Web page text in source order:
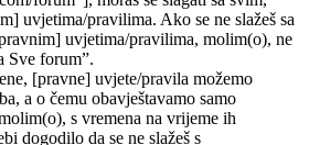
uvjetima/pravilima. Ako se ne slažeš sa
uvjetima/pravilima, molim(o), ne
Sve forum”.
[pravne] uvjete/pravila možemo
a o čemu obavještavamo samo
s vremena na vrijeme ih
dogodilo da se ne slažeš s